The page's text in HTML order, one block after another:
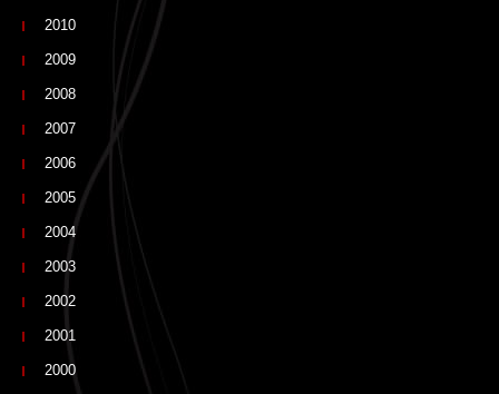
2010
2009
2008
2007
2006
2005
2004
2003
2002
2001
2000